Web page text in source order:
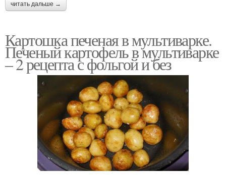
читать дальше →
Картошка печеная в мультиварке.
Печеный картофель в мультиварке
– 2 рецепта с фольгой и без